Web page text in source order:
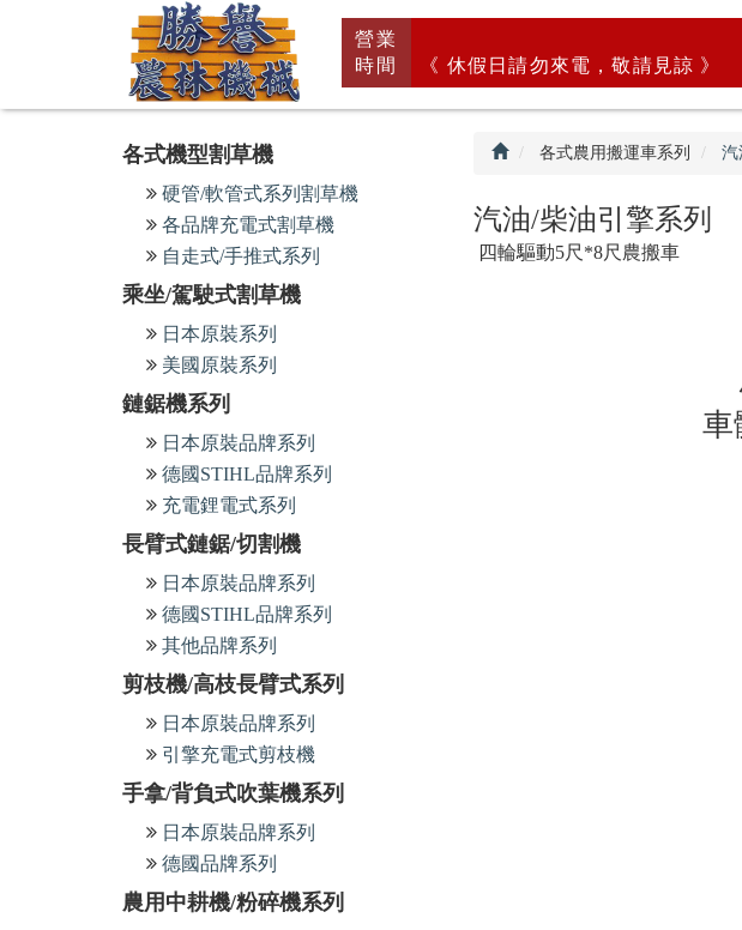
回
首
頁
營業
時間
《 休假日請勿來電，敬請見諒 》
各式機型割草機
硬管/軟管式系列割草機
各品牌充電式割草機
自走式/手推式系列
乘坐/駕駛式割草機
日本原裝系列
美國原裝系列
鏈鋸機系列
日本原裝品牌系列
德國STIHL品牌系列
充電鋰電式系列
長臂式鏈鋸/切割機
日本原裝品牌系列
德國STIHL品牌系列
其他品牌系列
剪枝機/高枝長臂式系列
日本原裝品牌系列
引擎充電式剪枝機
手拿/背負式吹葉機系列
日本原裝品牌系列
德國品牌系列
農用中耕機/粉碎機系列
各式農用搬運車系列 汽
汽油/柴油引擎系列
四輪驅動5尺*8尺農搬車
車